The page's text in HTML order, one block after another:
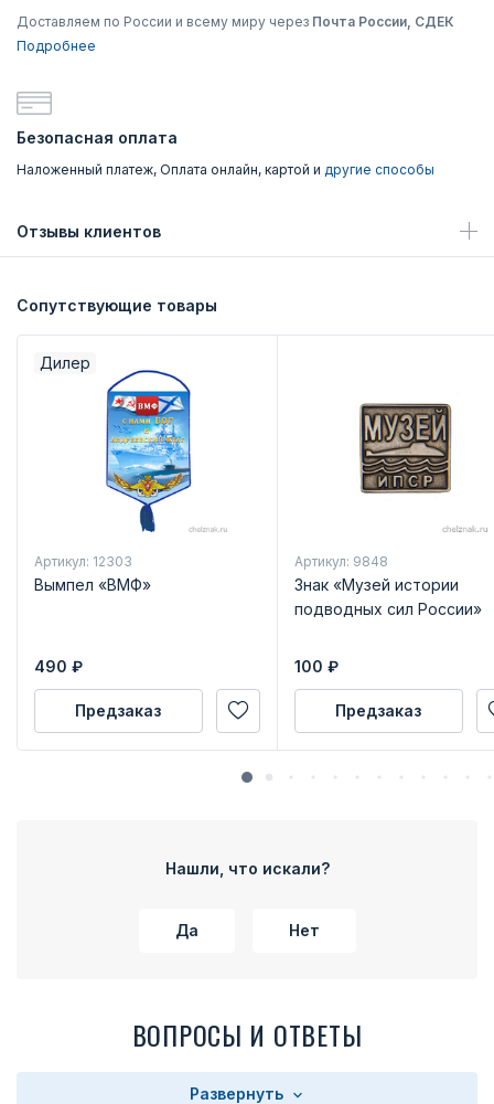
Доставляем по России и всему миру через Почта России, СДЕК
Подробнее
Безопасная оплата
Наложенный платеж, Оплата онлайн, картой и другие способы
Отзывы клиентов
Сопутствующие товары
Дилер
Артикул: 12303
Вымпел «ВМФ»
490 ₽
Предзаказ
Артикул: 9848
Знак «Музей истории
подводных сил России»
100 ₽
Предзаказ
Нашли, что искали?
Да Нет
ВОПРОСЫ И ОТВЕТЫ
Развернуть